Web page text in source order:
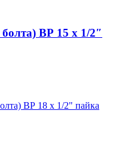
ВР 15 х 1/2″